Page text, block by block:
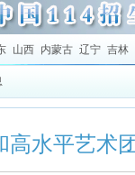
山西 内蒙古 辽宁 吉林
高水平艺术